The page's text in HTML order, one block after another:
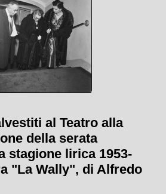
al Teatro alla
della serata
stagione lirica 1953-
"La Wally", di Alfredo